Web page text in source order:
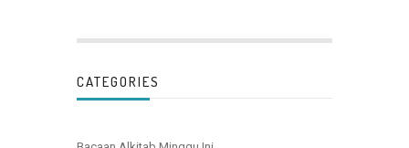
CATEGORIES